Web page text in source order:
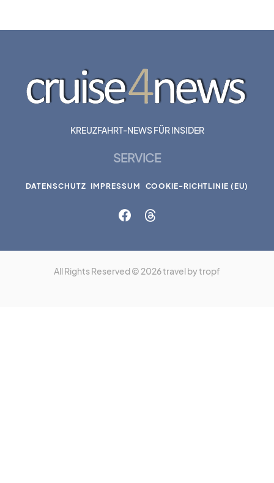
KREUZFAHRT-NEWS FÜR INSIDER
SERVICE
DATENSCHUTZ IMPRESSUM COOKIE-RICHTLINIE (EU)
All Rights Reserved © 2026 travel by tropf